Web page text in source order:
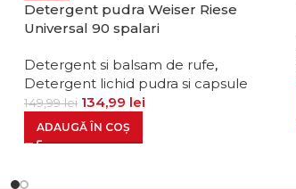
Detergent pudra Weiser Riese
Universal 90 spalari
Detergent si balsam de rufe,
Detergent lichid pudra si capsule
149,99lei 134,99 lei
ADAUGĂ ÎN COȘ